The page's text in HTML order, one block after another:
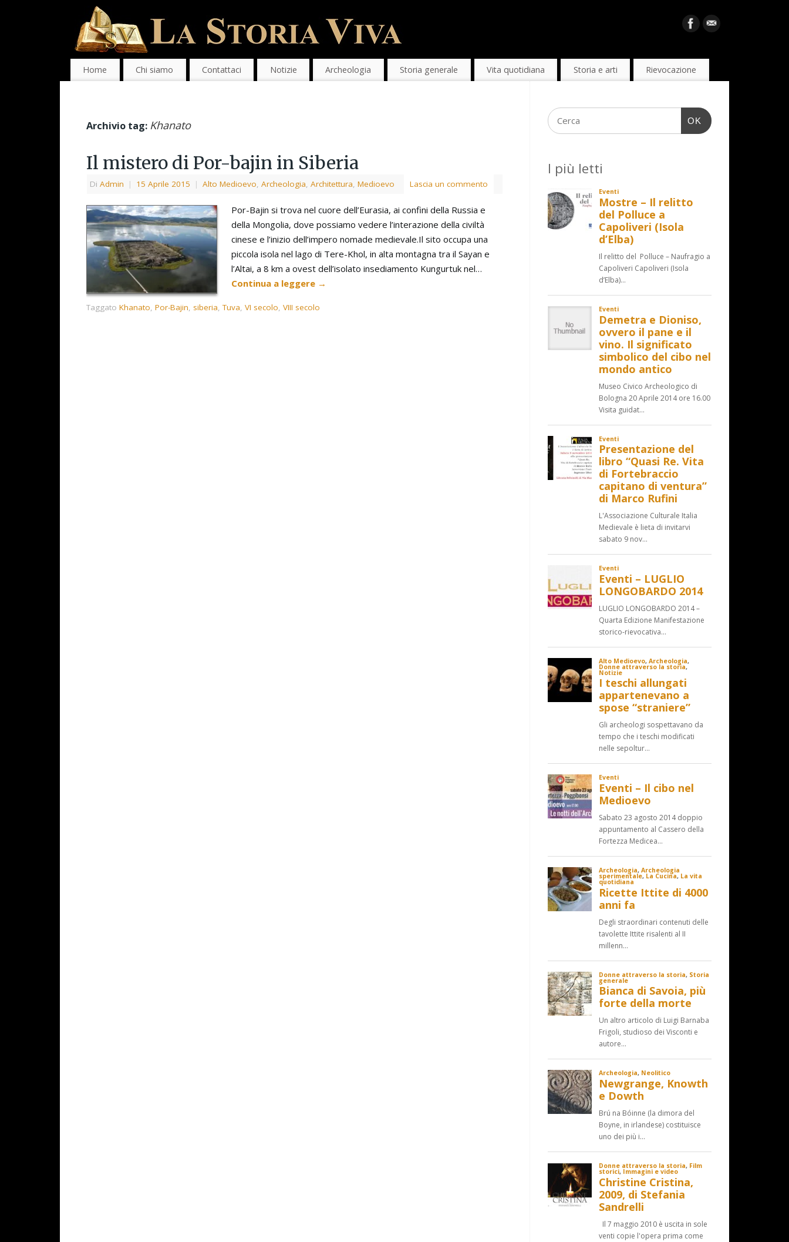
Home Chi siamo Contattaci Notizie Archeologia Storia generale Vita quotidiana Storia e arti Rievocazione
Archivio tag: Khanato
Il mistero di Por-bajin in Siberia
Di Admin | 15 Aprile 2015 | Alto Medioevo, Archeologia, Architettura, Medioevo Lascia un commento
Por-Bajin si trova nel cuore dell’Eurasia, ai confini della Russia e
della Mongolia, dove possiamo vedere l’interazione della civiltà
cinese e l’inizio dell’impero nomade medievale.Il sito occupa una
piccola isola nel lago di Tere-Khol, in alta montagna tra il Sayan e
l’Altai, a 8 km a ovest dell’isolato insediamento Kungurtuk nel…
Continua a leggere →
Taggato Khanato, Por-Bajin, siberia,Tuva, VI secolo, VIII secolo
OK
I più letti